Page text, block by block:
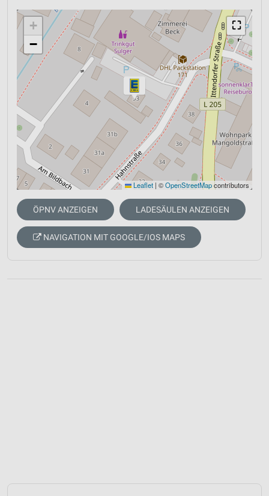
⛶
+
−
Leaflet | ©OpenStreetMapcontributors
ÖPNV ANZEIGEN LADESÄULEN ANZEIGEN
NAVIGATION MIT GOOGLE/IOS MAPS